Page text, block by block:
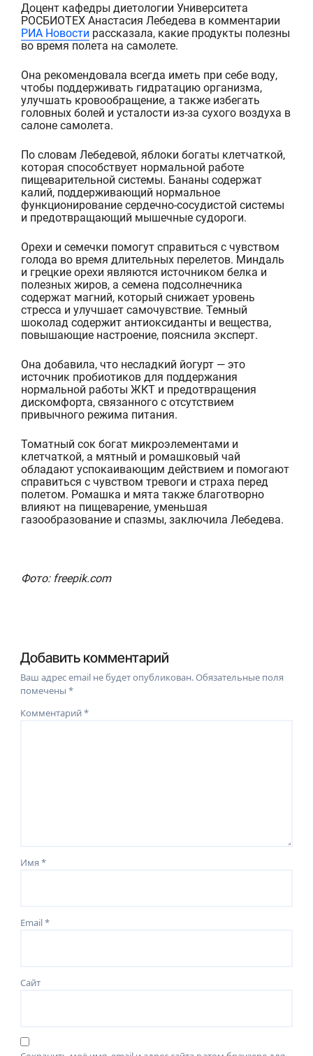
Доцент кафедры диетологии Университета
РОСБИОТЕХ Анастасия Лебедева в комментарии
РИА Новости рассказала, какие продукты полезны
во время полета на самолете.
Она рекомендовала всегда иметь при себе воду,
чтобы поддерживать гидратацию организма,
улучшать кровообращение, а также избегать
головных болей и усталости из-за сухого воздуха в
салоне самолета.
По словам Лебедевой, яблоки богаты клетчаткой,
которая способствует нормальной работе
пищеварительной системы. Бананы содержат
калий, поддерживающий нормальное
функционирование сердечно-сосудистой системы
и предотвращающий мышечные судороги.
Орехи и семечки помогут справиться с чувством
голода во время длительных перелетов. Миндаль
и грецкие орехи являются источником белка и
полезных жиров, а семена подсолнечника
содержат магний, который снижает уровень
стресса и улучшает самочувствие. Темный
шоколад содержит антиоксиданты и вещества,
повышающие настроение, пояснила эксперт.
Она добавила, что несладкий йогурт — это
источник пробиотиков для поддержания
нормальной работы ЖКТ и предотвращения
дискомфорта, связанного с отсутствием
привычного режима питания.
Томатный сок богат микроэлементами и
клетчаткой, а мятный и ромашковый чай
обладают успокаивающим действием и помогают
справиться с чувством тревоги и страха перед
полетом. Ромашка и мята также благотворно
влияют на пищеварение, уменьшая
газообразование и спазмы, заключила Лебедева.
Фото: freepik.com
Добавить комментарий
Ваш адрес email не будет опубликован.Обязательные поля
помечены*
Комментарий*
Имя*
Email*
Сайт